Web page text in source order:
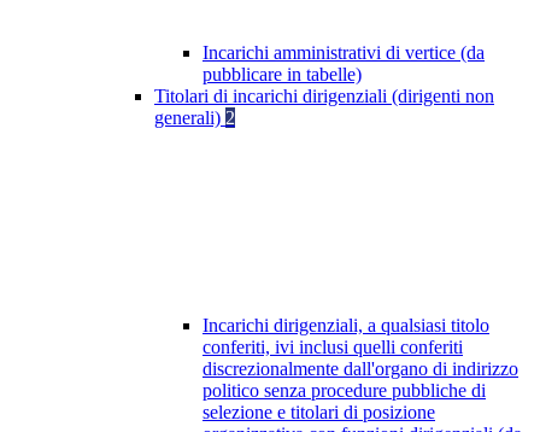
Incarichi amministrativi di vertice (da
pubblicare in tabelle)
Titolari di incarichi dirigenziali (dirigenti non
generali) 2
Incarichi dirigenziali, a qualsiasi titolo
conferiti, ivi inclusi quelli conferiti
discrezionalmente dall'organo di indirizzo
politico senza procedure pubbliche di
selezione e titolari di posizione